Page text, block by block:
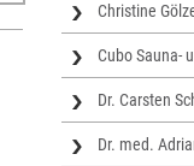
Christine
Cubo Sauna-
Dr. Carsten
Dr. med.